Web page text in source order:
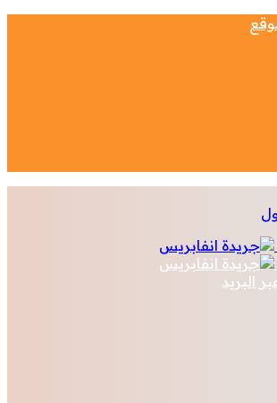
البريد